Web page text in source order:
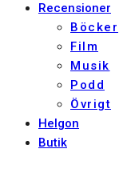
Recensioner
Böcker
Film
Musik
Podd
Övrigt
Helgon
Butik